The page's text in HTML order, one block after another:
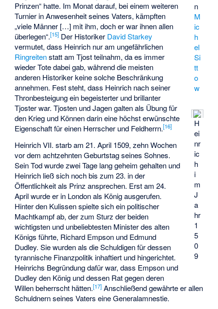
n
M
ic
h
el
Si
tt
o
w
H
ei
nr
ic
h
i
m
J
a
hr
1
5
0
9
Prinzen“ hatte. Im Monat darauf, bei einem weiteren
Turnier in Anwesenheit seines Vaters, kämpften
„viele Männer […] mit ihm, doch er war ihnen allen
überlegen“.[15] Der Historiker David Starkey
vermutet, dass Heinrich nur am ungefährlichen
Ringreitenstatt am Tjost teilnahm, da es immer
wieder Tote dabei gab, während die meisten
anderen Historiker keine solche Beschränkung
annehmen. Fest steht, dass Heinrich nach seiner
Thronbesteigung ein begeisterter und brillanter
Tjoster war. Tjosten und Jagen galten als Übung für
den Krieg und Können darin eine höchst erwünschte
Eigenschaft für einen Herrscher und Feldherrn.[16]
Heinrich VII. starb am 21. April 1509, zehn Wochen
vor dem achtzehnten Geburtstag seines Sohnes.
Sein Tod wurde zwei Tage lang geheim gehalten und
Heinrich ließ sich noch bis zum 23. in der
Öffentlichkeit als Prinz ansprechen. Erst am 24.
April wurde er in London als König ausgerufen.
Hinter den Kulissen spielte sich ein politischer
Machtkampf ab, der zum Sturz der beiden
wichtigsten und unbeliebtesten Minister des alten
Königs führte, Richard Empson und Edmund
Dudley. Sie wurden als die Schuldigen für dessen
tyrannische Finanzpolitik inhaftiert und hingerichtet.
Heinrichs Begründung dafür war, dass Empson und
Dudley den König und dessen Rat gegen deren
Willen beherrscht hätten.[17] Anschließend gewährte er allen
Schuldnern seines Vaters eine Generalamnestie.